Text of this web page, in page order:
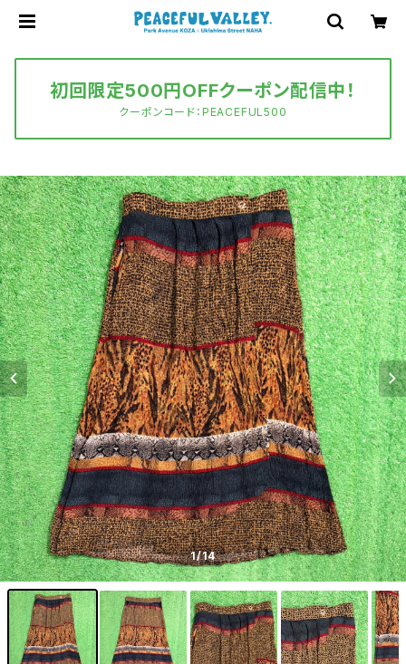
初回限定500円OFFクーポン配信中！
クーポンコード：PEACEFUL500
1/14